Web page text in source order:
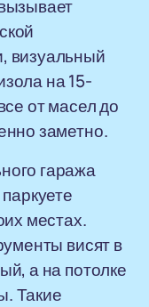
визуальный
на 15-
от масел до
заметно.
гаража
местах.
висят в
а на потолке
Такие